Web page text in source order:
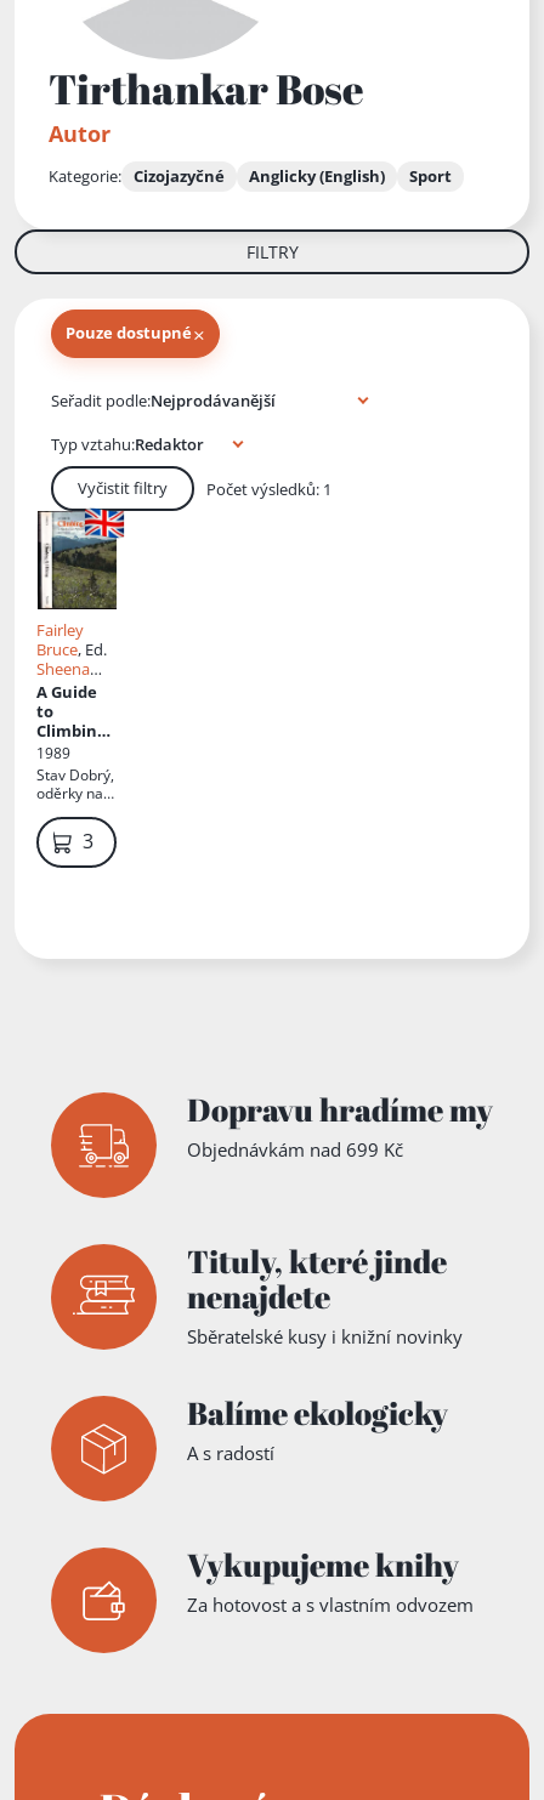
Tirthankar Bose
Autor
Kategorie: Cizojazyčné Anglicky (English) Sport
FILTRY
Pouze dostupné×
Seřadit podle:
Typ vztahu:
Vyčistit filtry Počet výsledků: 1
Fairley
Bruce, Ed.
Sheena
Lambert
Tirthankar
Bose,
Glenn
Woodswor
th,Lori
Thicke
A Guide
to
Climbing
and
Hiking in
Southwes
British
Columbia
1989
Stav Dobrý,
oděrky na
319 Kč
Dopravu hradíme my
Objednávkám nad 699 Kč
Tituly,které jinde
nenajdete
Sběratelské kusy i knižní novinky
Balíme ekologicky
A s radostí
Vykupujeme knihy
Za hotovost a s vlastním odvozem